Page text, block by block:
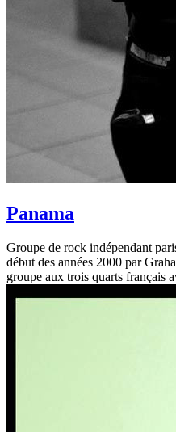
Panama
Groupe de rock indépendant
début des années 2000 par
groupe aux trois quarts français